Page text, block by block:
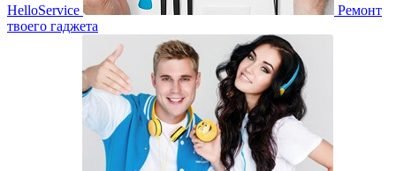
HelloService
Ремонт
твоего гаджета